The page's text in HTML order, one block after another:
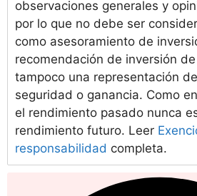
observaciones generales y
por lo que no debe ser
como asesoramiento de
recomendación de inversión
tampoco una representación
seguridad o ganancia. Como
el rendimiento pasado nunca
rendimiento futuro. Leer
responsabilidad completa.